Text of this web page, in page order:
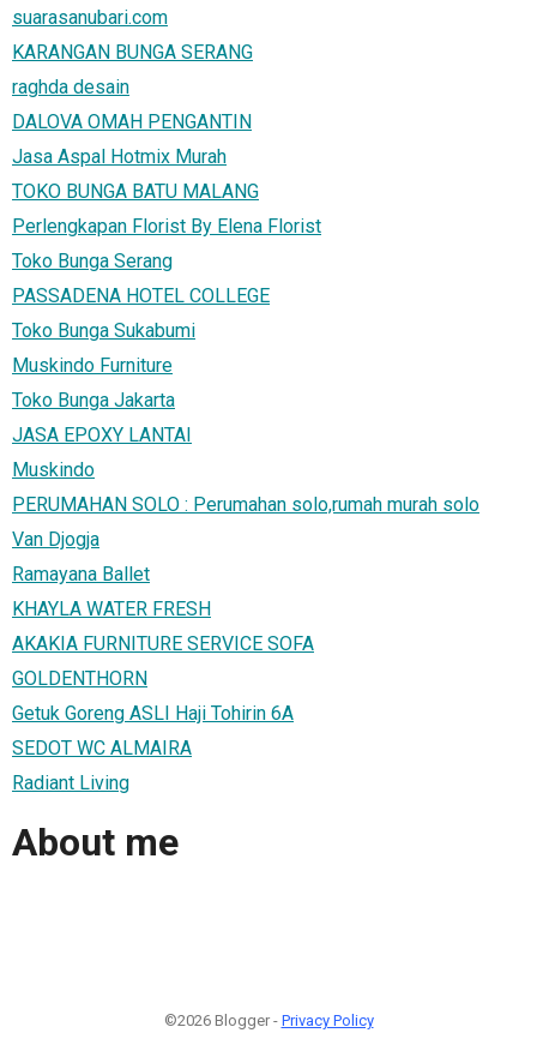
suarasanubari.com
KARANGAN BUNGA SERANG
raghda desain
DALOVA OMAH PENGANTIN
Jasa Aspal Hotmix Murah
TOKO BUNGA BATU MALANG
Perlengkapan Florist By Elena Florist
Toko Bunga Serang
PASSADENA HOTEL COLLEGE
Toko Bunga Sukabumi
Muskindo Furniture
Toko Bunga Jakarta
JASA EPOXY LANTAI
Muskindo
PERUMAHAN SOLO : Perumahan solo,rumah murah solo
Van Djogja
Ramayana Ballet
KHAYLA WATER FRESH
AKAKIA FURNITURE SERVICE SOFA
GOLDENTHORN
Getuk Goreng ASLI Haji Tohirin 6A
SEDOT WC ALMAIRA
Radiant Living
About me
©2026 Blogger - Privacy Policy